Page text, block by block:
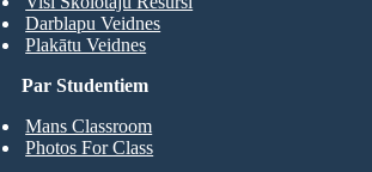
Par Studentiem
Mans Classroom
Photos For Class
Darblapu Veidnes
Plakātu Veidnes